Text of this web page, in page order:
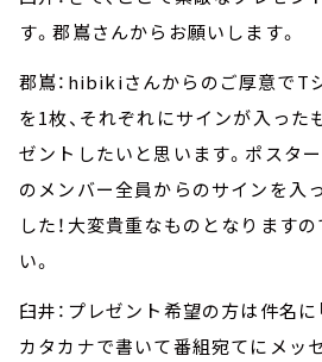
す。郡嶌さんからお願いします。
郡嶌：hibikiさんからのご厚意でT
を1枚、それぞれにサインが入った
ゼントしたいと思います。ポスター
のメンバー全員からのサインを入
した！大変貴重なものとなります
い。
臼井：プレゼント希望の方は件名に
カタカナで書いて番組宛てにメッ